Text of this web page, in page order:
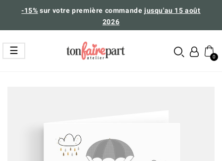
-15% sur votre première commandejusqu'au 15 août
2026
Basculer
la
navigation
☰